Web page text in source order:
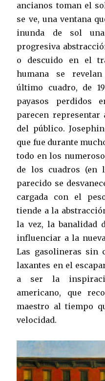
ancianos toman el
se ve, una ventana
inunda de sol
progresiva
o descuido en el
humana se
último cuadro, de
payasos perdidos
parecen representar
del público.
que fue durante
todo en los
de los cuadros (en
parecido se
cargada con el
tiende a la
la vez, la banalidad
influenciar a la
Las gasolineras sin
laxantes en el
a ser la
americano, que
maestro al tiempo
velocidad.